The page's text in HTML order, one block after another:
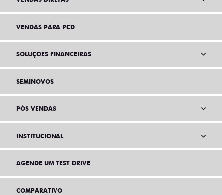
VENDAS PARA PCD
SOLUÇÕES FINANCEIRAS
SEMINOVOS
PÓS VENDAS
INSTITUCIONAL
AGENDE UM TEST DRIVE
COMPARATIVO